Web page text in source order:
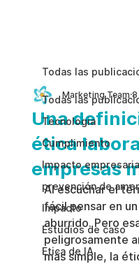
Todas las
Tecnologia
Cumplimiento
Impacto
prevención de
Impacto
Estudios de caso
Etica de IA
Todas las
Una
ética
empresas
Marketing Team 8
Al escuchar el
fácil pensar en
aburrido. Pero
peligrosamente
más simple, la